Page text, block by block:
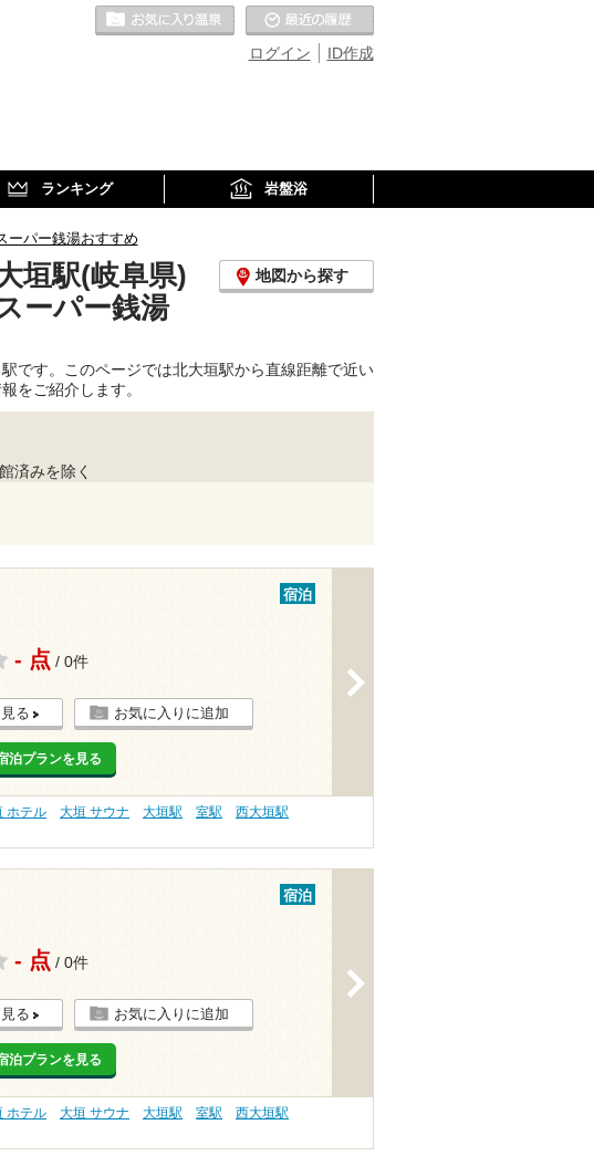
ID作成
ログイン
お気に入りの温泉
ランキング 岩盤浴
ーパー銭湯おすすめ
垣駅(岐阜県)
ーパー銭湯
地図から探す
です。このページでは北大垣駅から直線距離で近い
をご紹介します。
済みを除く
宿泊
- 点 / 0件
る お気に入りに追加
泊プランを見る
ホテル 大垣 サウナ 大垣駅 室駅
西大垣駅
宿泊
- 点 / 0件
る お気に入りに追加
泊プランを見る
ホテル 大垣 サウナ 大垣駅 室駅
西大垣駅